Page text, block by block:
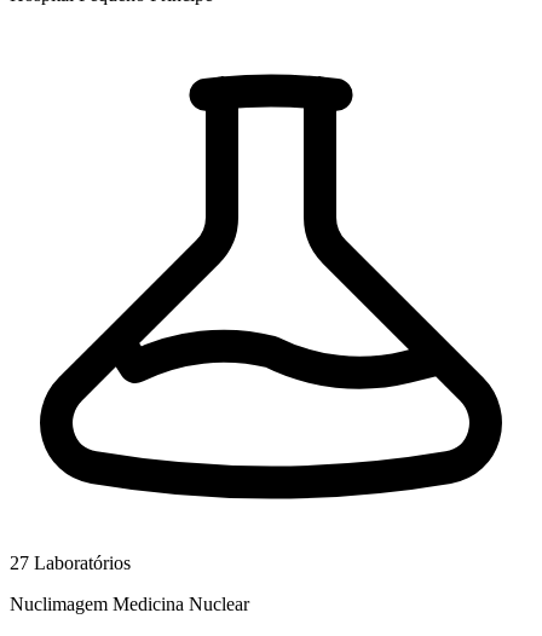
27 Laboratórios
Nuclimagem Medicina Nuclear